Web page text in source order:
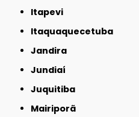
Itapevi
Itaquaquecetuba
Jandira
Jundiaí
Juquitiba
Mairiporã